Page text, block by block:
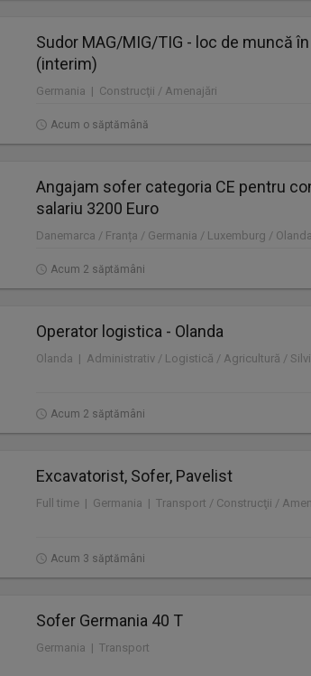
Sudor MAG/MIG/TIG - loc de muncă
(interim)
Germania | Construcţii / Amenajări
Acum o săptămână
Angajam sofer categoria CE pentru
salariu 3200 Euro
Danemarca / Franța / Germania / Luxemburg /
Acum 2 săptămâni
Operator logistica - Olanda
Acum 2 săptămâni
Excavatorist, Sofer, Pavelist
Full time | Germania | Transport / Construcţii /
Acum 3 săptămâni
Sofer Germania 40 T
Germania | Transport